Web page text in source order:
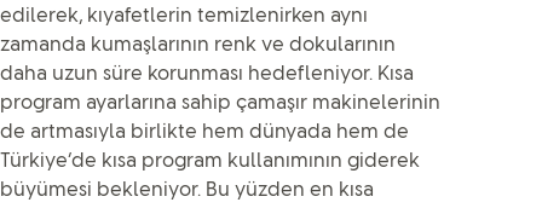
edilerek, kıyafetlerin temizlenirken aynı
zamanda kumaşlarının renk ve dokularının
daha uzun süre korunması hedefleniyor. Kısa
program ayarlarına sahip çamaşır makinelerinin
de artmasıyla birlikte hem dünyada hem de
Türkiye’de kısa program kullanımının giderek
büyümesi bekleniyor. Bu yüzden en kısa